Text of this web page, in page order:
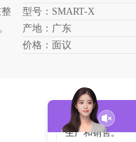
型号：SMART-X
产地：广东
价格：面议